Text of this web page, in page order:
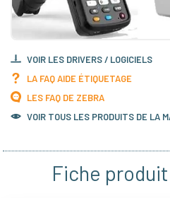
VOIR LES DRIVERS / LOGICIELS
LA FAQ AIDE ÉTIQUETAGE
LES FAQ DE ZEBRA
VOIR TOUS LES PRODUITS DE LA
Fiche